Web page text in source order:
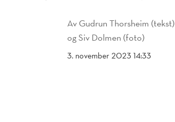
Av Gudrun Thorsheim (tekst)
og Siv Dolmen (foto)
3. november 2023 14:33